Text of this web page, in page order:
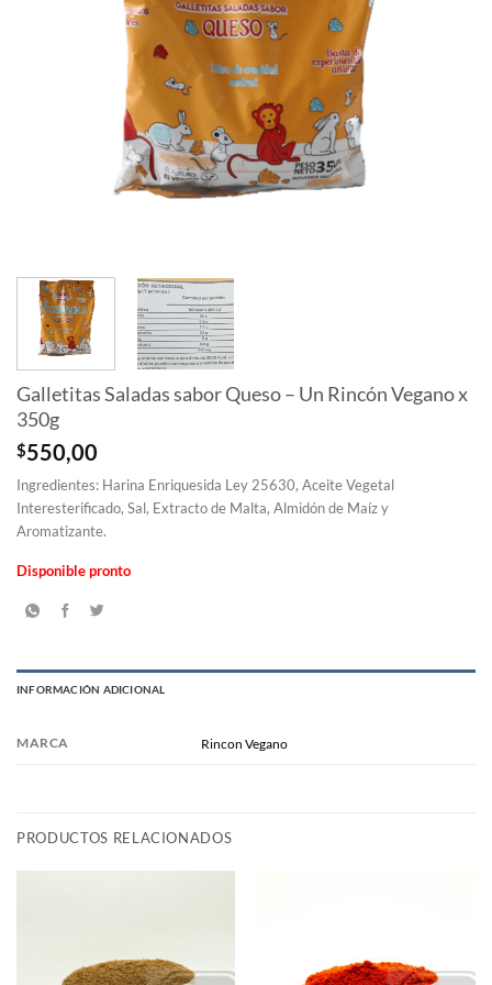
Galletitas Saladas sabor Queso – Un Rincón Vegano x
350g
$550,00
Ingredientes: Harina Enriquesida Ley 25630, Aceite Vegetal
Interesterificado, Sal, Extracto de Malta, Almidón de Maíz y
Aromatizante.
Disponible pronto
INFORMACIÓN ADICIONAL
MARCA Rincon Vegano
PRODUCTOS RELACIONADOS